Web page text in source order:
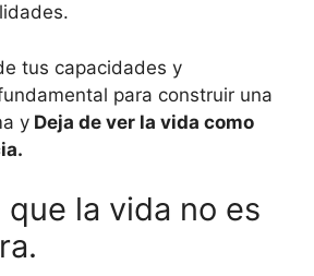
tus capacidades y
para construir una
y Deja de ver la vida como
que la vida no es